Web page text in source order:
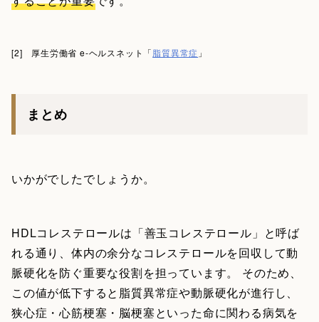
[2] 厚生労働省 e-ヘルスネット「脂質異常症 」
まとめ
いかがでしたでしょうか。
HDLコレステロールは「善玉コレステロール」と呼ば
れる通り、体内の余分なコレステロールを回収して動
脈硬化を防ぐ重要な役割を担っています。 そのため、
この値が低下すると脂質異常症や動脈硬化が進行し、
狭心症・心筋梗塞・脳梗塞といった命に関わる病気を